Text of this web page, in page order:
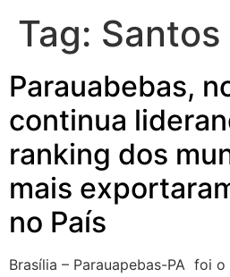
Tag: Santos
Parauabebas,
continua
ranking dos
mais
no País
Brasília – Parauapebas-PA foi